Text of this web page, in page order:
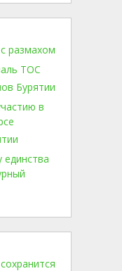
размахом
ТОС
Бурятии
в
единства